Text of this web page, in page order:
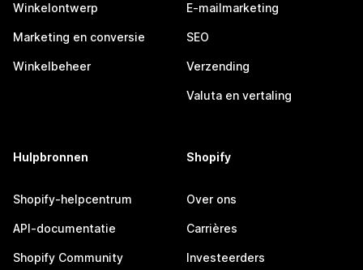
Winkelontwerp
Marketing en conversie
Winkelbeheer
E-mailmarketing
SEO
Verzending
Valuta en vertaling
Hulpbronnen
Shopify-helpcentrum
API-documentatie
Shopify Community
Shopify
Over ons
Carrières
Investeerders